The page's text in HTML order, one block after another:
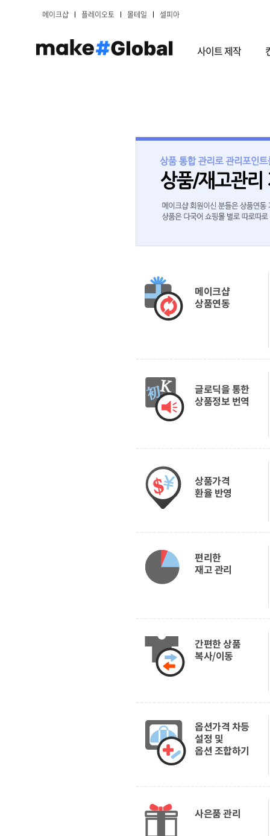
메이크샵 플레이오토 몰테일 셀피아
사이트 제작
메이크샵
상품연동
글로딕을 통한
상품정보 번역
상품가격
환율 반영
편리한
재고 관리
간편한 상품
복사/이동
옵션가격 차등
설정 및
옵션 조합하기
사은품 관리